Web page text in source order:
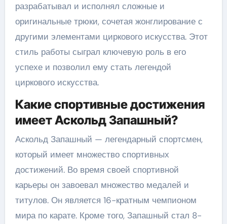
разрабатывал и исполнял сложные и
оригинальные трюки, сочетая жонглирование с
другими элементами циркового искусства. Этот
стиль работы сыграл ключевую роль в его
успехе и позволил ему стать легендой
циркового искусства.
Какие спортивные достижения
имеет Аскольд Запашный?
Аскольд Запашный — легендарный спортсмен,
который имеет множество спортивных
достижений. Во время своей спортивной
карьеры он завоевал множество медалей и
титулов. Он является 16-кратным чемпионом
мира по карате. Кроме того, Запашный стал 8-